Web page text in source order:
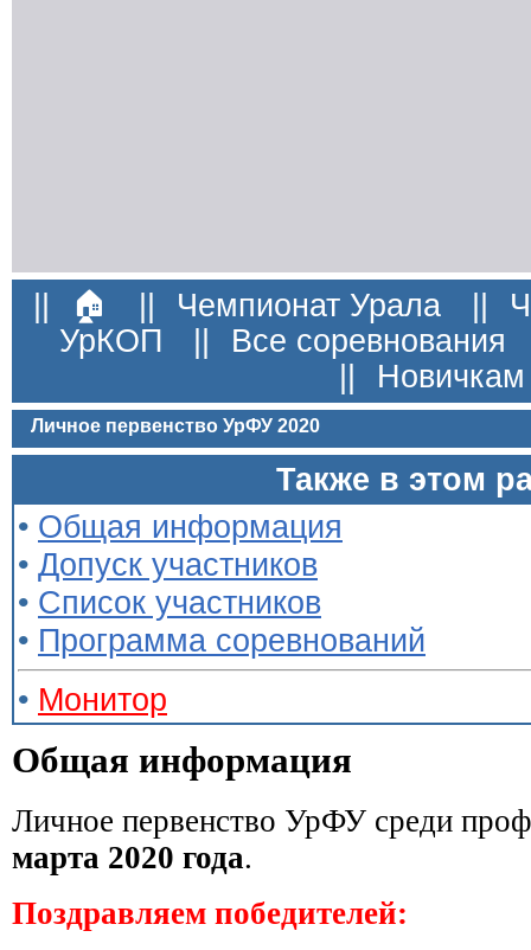
|| 🏠 || Чемпионат Урала ||
УрКОП
|| Все соревнования
||
Новичкам
Личное первенство УрФУ 2020
Также в этом
• Общая информация
• Допуск участников
• Список участников
• Программа соревнований
• Монитор
Общая информация
Личное первенство УрФУ среди
марта 2020 года.
Поздравляем победителей: